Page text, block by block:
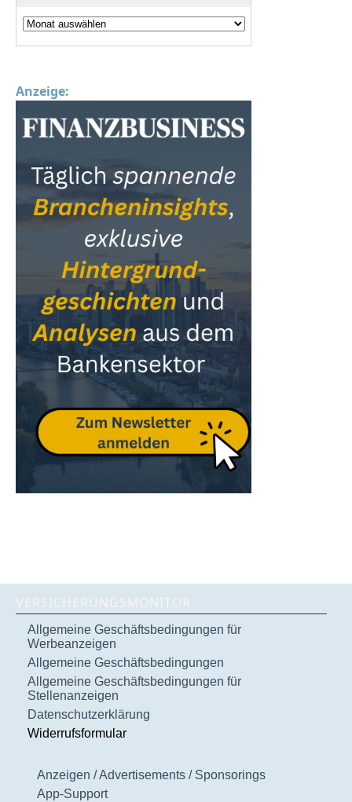
Anzeige:
VERSICHERUNGSMONITOR
Allgemeine Geschäftsbedingungen für
Werbeanzeigen
Allgemeine Geschäftsbedingungen
Allgemeine Geschäftsbedingungen für
Stellenanzeigen
Datenschutzerklärung
Widerrufsformular
Anzeigen / Advertisements / Sponsorings
App-Support